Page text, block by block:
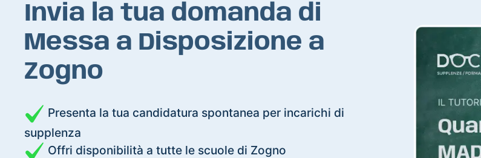
Invia la tua domanda di
Messa a Disposizione a
Zogno
Presenta la tua candidatura spontanea per incarichi di
supplenza
Offri disponibilità a tutte le scuole di Zogno